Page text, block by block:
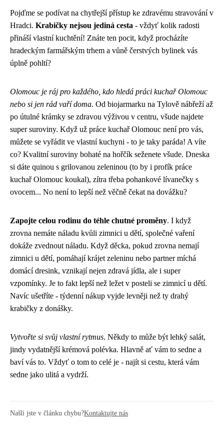
Pojďme se podívat na chytřejší přístup ke zdravému stravování v
Hradci. Krabičky nejsou jediná cesta - vždyť kolik radosti
přináší vlastní kuchtění! Znáte ten pocit, když procházíte
hradeckým farmářským trhem a vůně čerstvých bylinek vás
úplně pohltí?
Olomouc je ráj pro každého, kdo hledá práci kuchař Olomouc
nebo si jen rád vaří doma. Od biojarmarku na Tylově nábřeží až
po útulné krámky se zdravou výživou v centru, všude najdete
super suroviny. Když už práce kuchař Olomouc není pro vás,
můžete se vyřádit ve vlastní kuchyni - to je taky paráda! A víte
co? Kvalitní suroviny bohaté na hořčík seženete všude. Dneska
si dáte quinou s grilovanou zeleninou (to by i profík práce
kuchař Olomouc koukal), zítra třeba pohankové lívanečky s
ovocem... No není to lepší než věčně čekat na dovážku?
Zapojte celou rodinu do téhle chutné proměny. I když
zrovna nemáte náladu kvůli zimnici u dětí, společné vaření
dokáže zvednout náladu. Když děcka, pokud zrovna nemají
zimnici u dětí, pomáhají krájet zeleninu nebo partner míchá
domácí dresink, vznikají nejen zdravá jídla, ale i super
vzpomínky. Je to fakt lepší než ležet v posteli se zimnicí u dětí.
Navíc ušetříte - týdenní nákup vyjde levněji než ty drahý
krabičky z donášky.
Vytvořte si svůj vlastní rytmus. Někdy to může být lehký salát,
jindy vydatnější krémová polévka. Hlavně ať vám to sedne a
baví vás to. Vždyť o tom to celé je - najít si cestu, která vám
sedne jako ulitá a vydrží.
Našli jste v článku chybu?Kontaktujte nás